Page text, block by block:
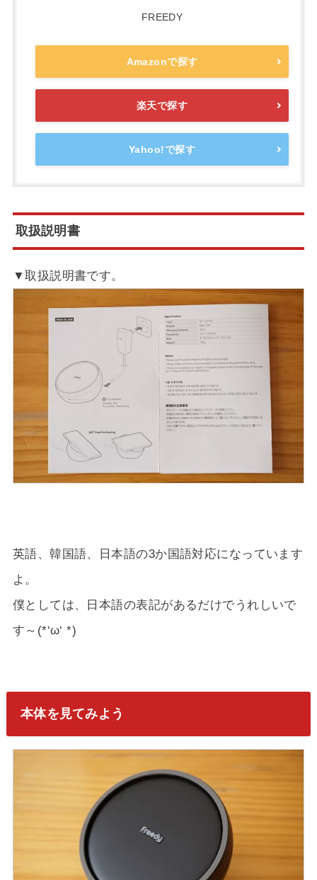
FREEDY
Amazonで探す
楽天で探す
Yahoo!で探す
取扱説明書
▼取扱説明書です。
英語、韓国語、日本語の3か国語対応になっています
よ。
僕としては、日本語の表記があるだけでうれしいで
す～(*‘ω‘ *)
本体を見てみよう